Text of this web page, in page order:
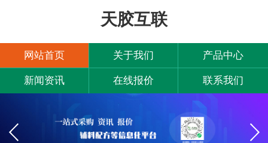
天胶互联
网站首页 关于我们 产品中心
新闻资讯 在线报价 联系我们